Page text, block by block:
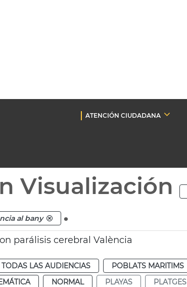
ATENCIÓN CIUDADANA
Visualización
al bany .
parálisis cerebral València
TODAS LAS AUDIENCIAS POBLATS MARITIMS
NORMAL PLAYAS
PLATGES